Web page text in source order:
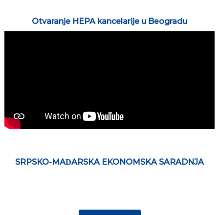
Otvaranje HEPA kancelarije u Beogradu
SRPSKO-MAĐARSKA EKONOMSKA SARADNJA